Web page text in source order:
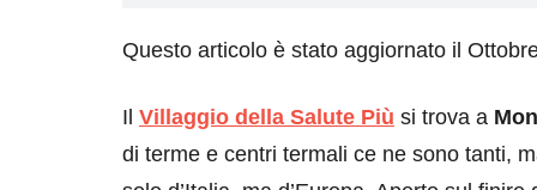
Questo articolo è stato aggiornato il
Il Villaggio della Salute Più si trova a
di terme e centri termali ce ne sono tanti,